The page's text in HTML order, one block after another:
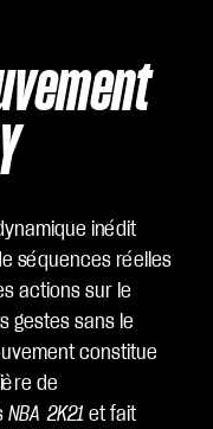
inédit
séquences réelles
actions sur le
gestes sans le
constitue
de
NBA 2K21 et fait